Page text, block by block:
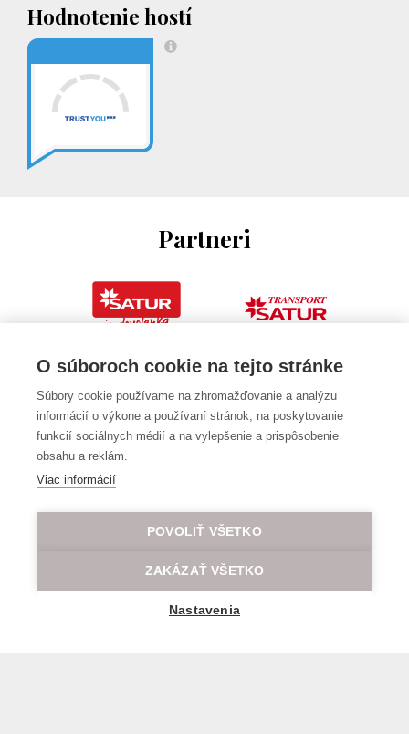
Hodnotenie hostí
Partneri
O súboroch cookie na tejto stránke
Súbory cookie používame na zhromažďovanie a analýzu
informácií o výkone a používaní stránok, na poskytovanie
funkcií sociálnych médií a na vylepšenie a prispôsobenie
obsahu a reklám.
Viac informácií
POVOLIŤ VŠETKO
ZAKÁZAŤ VŠETKO
Nastavenia